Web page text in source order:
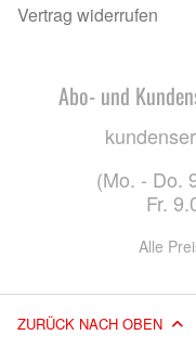
Vertrag widerrufen
Abo- und
(Mo. - Do.
Fr.
Alle
ZURÜCK NACH OBEN